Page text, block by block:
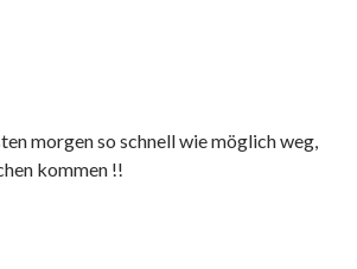
morgen so schnell wie möglich weg,
kommen !!